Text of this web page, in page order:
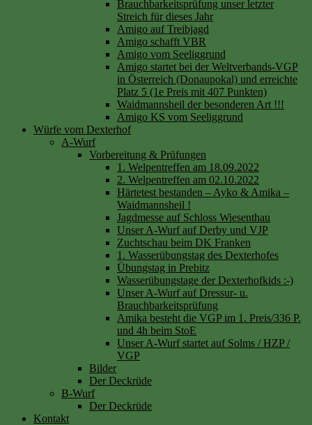
Brauchbarkeitsprüfung unser letzter
Streich für dieses Jahr
Amigo auf Treibjagd
Amigo schafft VBR
Amigo vom Seeliggrund
Amigo startet bei der Weltverbands-VGP
in Österreich (Donaupokal) und erreichte
Platz 5 (1e Preis mit 407 Punkten)
Waidmannsheil der besonderen Art !!!
Amigo KS vom Seeliggrund
Würfe vom Dexterhof
A-Wurf
Vorbereitung & Prüfungen
1. Welpentreffen am 18.09.2022
2. Welpentreffen am 02.10.2022
Härtetest bestanden – Ayko & Amika –
Waidmannsheil !
Jagdmesse auf Schloss Wiesenthau
Unser A-Wurf auf Derby und VJP
Zuchtschau beim DK Franken
1. Wasserübungstag des Dexterhofes
Übungstag in Prebitz
Wasserübungstage der Dexterhofkids :-)
Unser A-Wurf auf Dressur- u.
Brauchbarkeitsprüfung
Amika besteht die VGP im 1. Preis/336 P.
und 4h beim StoE
Unser A-Wurf startet auf Solms / HZP /
VGP
Bilder
Der Deckrüde
B-Wurf
Der Deckrüde
Kontakt